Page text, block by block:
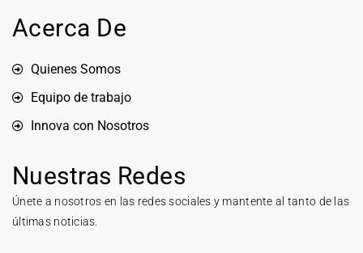
Acerca De
Quienes Somos
Equipo de trabajo
Innova con Nosotros
Nuestras Redes
Únete a nosotros en las redes sociales y mantente al tanto de las
últimas noticias.